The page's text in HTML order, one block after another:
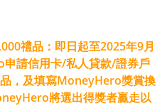
禮品：即日起至2025年9月
請信用卡/私人貸款/證券戶
，及填寫MoneyHero獎賞換
將選出得獎者贏走以